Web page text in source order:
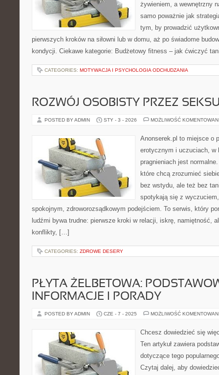
żywieniem, a wewnętrzny
samo poważnie jak
tym, by prowadzić
pierwszych kroków na siłowni lub w domu, aż po świadome
kondycji. Ciekawe kategorie: Budżetowy fitness – jak ćwiczyć
CATEGORIES: MOTYWACJA I PSYCHOLOGIA ODCHUDZANIA
ROZWÓJ OSOBISTY PRZEZ
POSTED BY ADMIN STY - 3 - 2026 MOŻLIWOŚĆ
Anonserek.pl to miejsce o
erotycznym i uczuciach, w
pragnieniach jest
które chcą zrozumieć
bez wstydu, ale też bez
spotykają się z
spokojnym, zdroworozsądkowym podejściem. To serwis, który
ludźmi bywa trudne: pierwsze kroki w relacji, iskrę, namiętność,
konflikty, […]
CATEGORIES: ZDROWE DESERY
PŁYTA ŻELBETOWA:
INFORMACJE I PORADY
POSTED BY ADMIN CZE - 7 - 2025 MOŻLIWOŚĆ
Chcesz dowiedzieć się
Ten artykuł zawiera
dotyczące tego
Czytaj dalej, aby